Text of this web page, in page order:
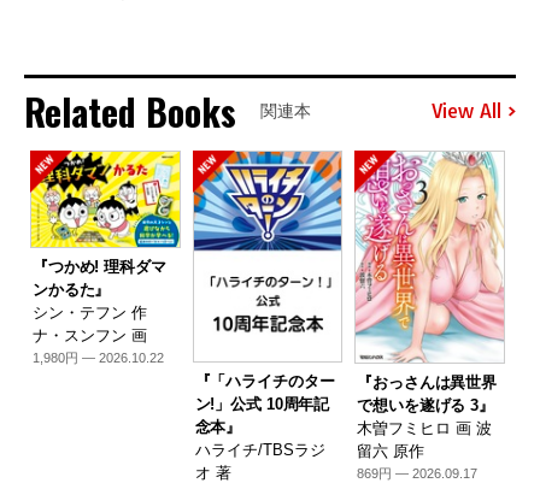
Related Books 関連本 View All
『つかめ! 理科ダマ
ンかるた』
シン・テフン 作
ナ・スンフン 画
1,980円 — 2026.10.22
『「ハライチのター
ン!」公式 10周年記
念本』
ハライチ/TBSラジ
オ 著
『おっさんは異世界
で想いを遂げる 3』
木曽フミヒロ 画 波
留六 原作
869円 — 2026.09.17